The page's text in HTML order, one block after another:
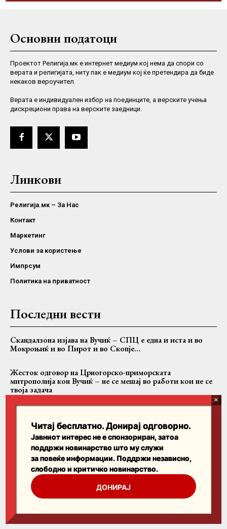
Основни податоци
Проектот Религија.мк е интернет медиум кој нема да спори со
верата и религијата, ниту пак е медиум кој ќе претендира да биде
некаков вероучител.
Верaта е индивидуален избор на поединците, а верските учења
дискрециони права на верските заедници.
Линкови
Религија.мк – За Нас
Контакт
Маркетинг
Услови за користење
Импрсум
Политика на приватност
Последни вести
Скандалзона изјава на Вучиќ – СПЦ е една и иста и во
Мокроњиќ и во Пирот и во Скопје…
Жесток одговор на Црногорско-приморската
митрополија кон Вучиќ – не се мешај во работи кои не се
твоја задача
или само со критичарот?
Пребарајте
Search
Читај бесплатно. Донирај одговорно.
Јавниот интерес не е спонзориран, затоа
поддржи новинарство што му служи
за повеќе информации. Поддржи независно,
слободно и критичко новинарство.
ДОНИРАЈ